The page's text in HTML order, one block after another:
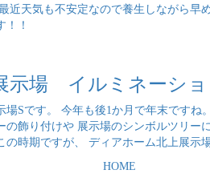
近天気も不安定なので養生しながら
！！
示場 イルミネーショ
場Sです。 今年も後1か月で年末です
の飾り付けや 展示場のシンボルツリー
の時期ですが、 ディアホーム北上展
HOME